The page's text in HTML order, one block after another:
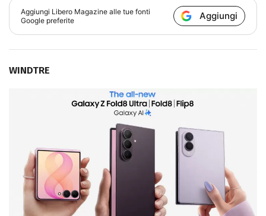
Aggiungi Libero Magazine alle tue fonti
Google preferite
Aggiungi
WINDTRE